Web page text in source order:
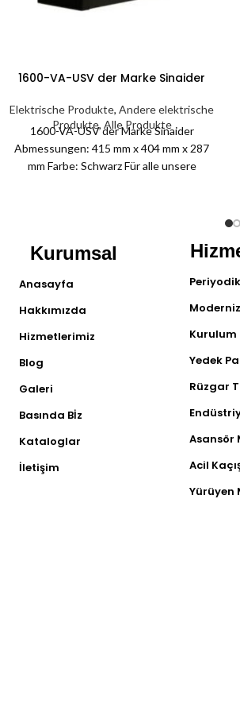
1600-VA-USV der Marke Sinaider
Elektrische Produkte,Andere elektrische
Produkte, Alle Produkte
1600-VA-USV der Marke Sinaider
Abmessungen: 415 mm x 404 mm x 287
mm Farbe: Schwarz Für alle unsere
Kurumsal
Anasayfa
Hakkımızda
Hizmetlerimiz
Blog
Galeri
Basında Bİz
Kataloglar
İletişim
Kurulum
Yedek
Rüzgar
Asansör
Acil
Yürüyen